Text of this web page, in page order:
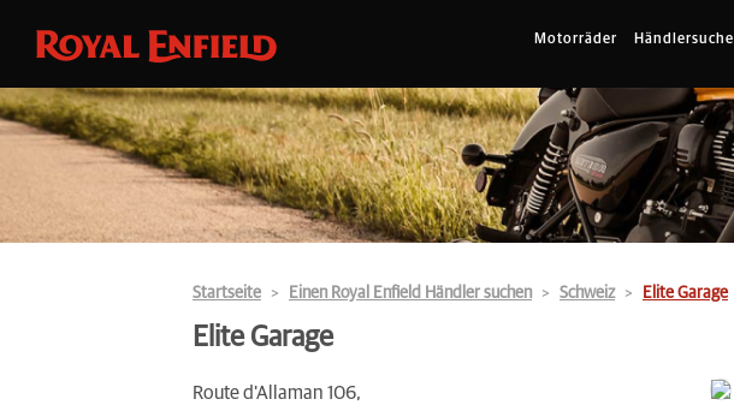
Motorräder Händlersuche
Startseite Einen Royal Enfield Händler suchen Schweiz Elite Garage
Elite Garage
Route d'Allaman 106,